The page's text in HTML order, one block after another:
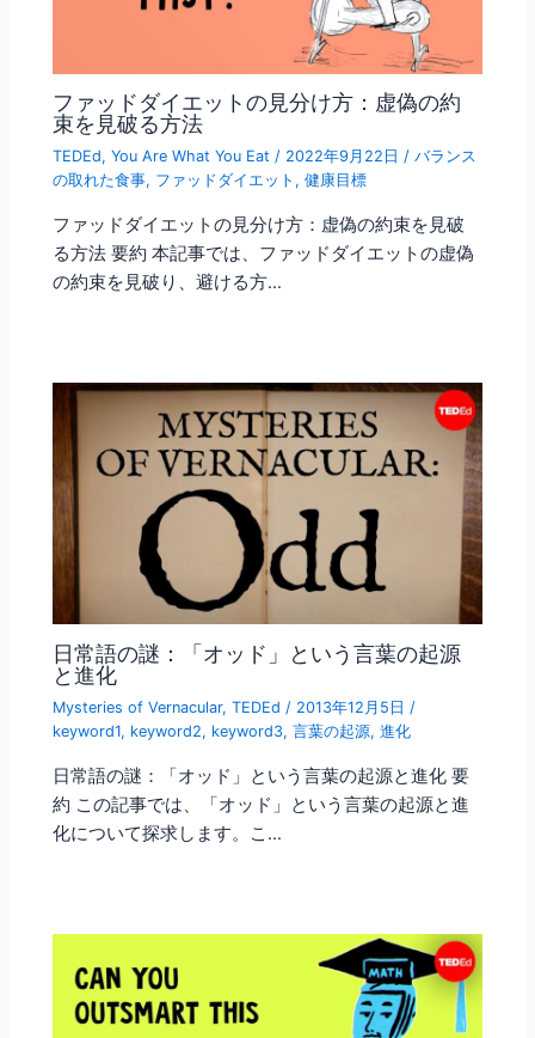
ファッドダイエットの見分け方：虚偽の約
束を見破る方法
TEDEd,You Are What You Eat / 2022年9月22日/バランス
の取れた食事, ファッドダイエット ,健康目標
ファッドダイエットの見分け方：虚偽の約束を見破
る方法 要約 本記事では、ファッドダイエットの虚偽
の約束を見破り、避ける方…
日常語の謎：「オッド」という言葉の起源
と進化
Mysteries of Vernacular,TEDEd / 2013年12月5日 /
keyword1, keyword2, keyword3,言葉の起源,進化
日常語の謎：「オッド」という言葉の起源と進化 要
約 この記事では、「オッド」という言葉の起源と進
化について探求します。こ…